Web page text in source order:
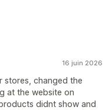
16 juin 2026
stores, changed the
at the website on
didnt show and